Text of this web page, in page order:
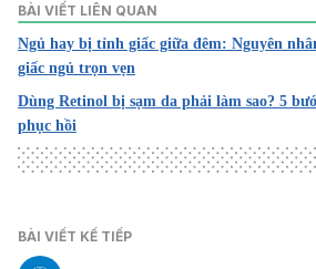
BÀI VIẾT LIÊN QUAN
Ngủ hay bị tỉnh giấc giữa đêm: Nguyên
giấc ngủ trọn vẹn
Dùng Retinol bị sạm da phải làm sao? 5
phục hồi
BÀI VIẾT KẾ TIẾP